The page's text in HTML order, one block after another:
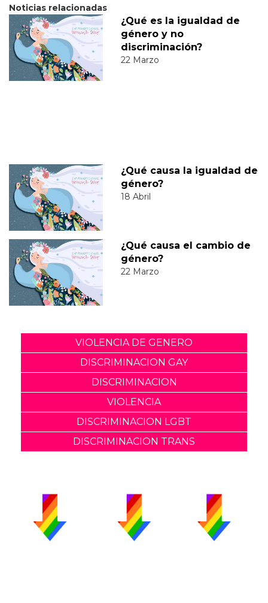
Noticias relacionadas
¿Qué es la igualdad de
género y no
discriminación?
22 Marzo
¿Qué causa la igualdad de
género?
18 Abril
¿Qué causa el cambio de
género?
22 Marzo
VIOLENCIA DE GENERO
DISCRIMINACION GAY
DISCRIMINACION
VIOLENCIA
DISCRIMINACION LGBT
DISCRIMINACION TRANS